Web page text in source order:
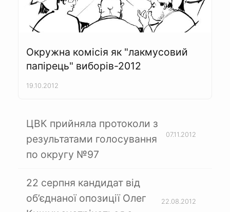
Окружна комісія як "лакмусовий
папірець" виборів-2012
19.10.2012
ЦВК прийняла протоколи з
результатами голосування
по округу №97
07.11.2012
22 серпня кандидат від
об’єднаної опозиції Олег
22.08.2012